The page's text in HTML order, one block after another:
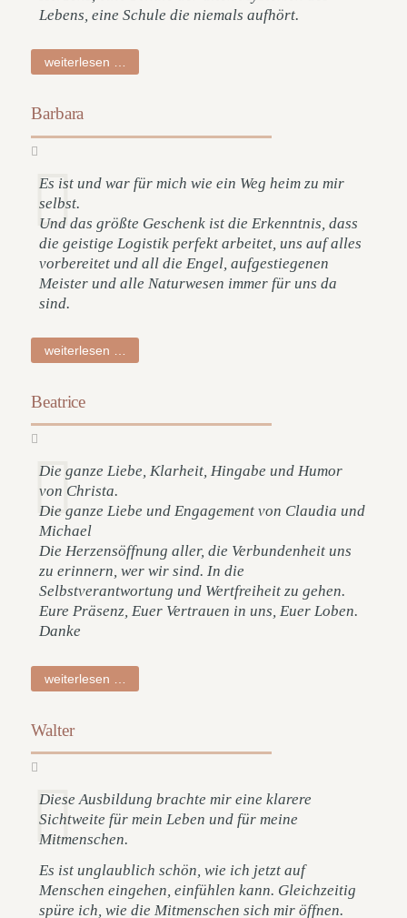
Lebens, eine Schule die niemals aufhört.
weiterlesen …
2011/2012
Barbara
Es ist und war für mich wie ein Weg heim zu mir
selbst.
Und das größte Geschenk ist die Erkenntnis, dass
die geistige Logistik perfekt arbeitet, uns auf alles
vorbereitet und all die Engel, aufgestiegenen
Meister und alle Naturwesen immer für uns da
sind.
weiterlesen …
Beatrice
Die ganze Liebe, Klarheit, Hingabe und Humor
von Christa.
Die ganze Liebe und Engagement von Claudia und
Michael
Die Herzensöffnung aller, die Verbundenheit uns
zu erinnern, wer wir sind. In die
Selbstverantwortung und Wertfreiheit zu gehen.
Eure Präsenz, Euer Vertrauen in uns, Euer Loben.
Danke
weiterlesen …
Walter
Diese Ausbildung brachte mir eine klarere
Sichtweite für mein Leben und für meine
Mitmenschen.
Es ist unglaublich schön, wie ich jetzt auf
Menschen eingehen, einfühlen kann. Gleichzeitig
spüre ich, wie die Mitmenschen sich mir öffnen.